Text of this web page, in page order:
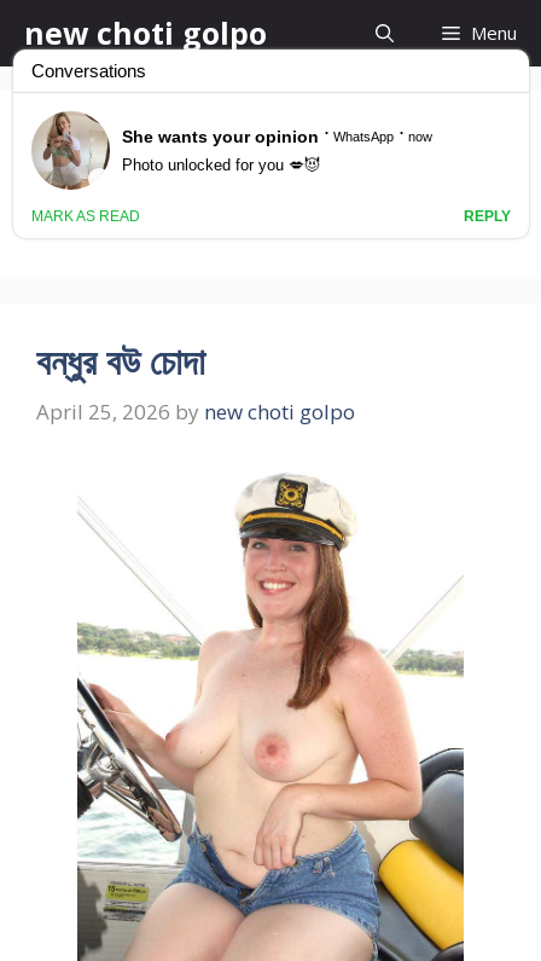
to
content
new choti golpo Menu
bangla guder golpo
chobi
বন্ধুর বউ চোদা
April 25, 2026 by new choti golpo